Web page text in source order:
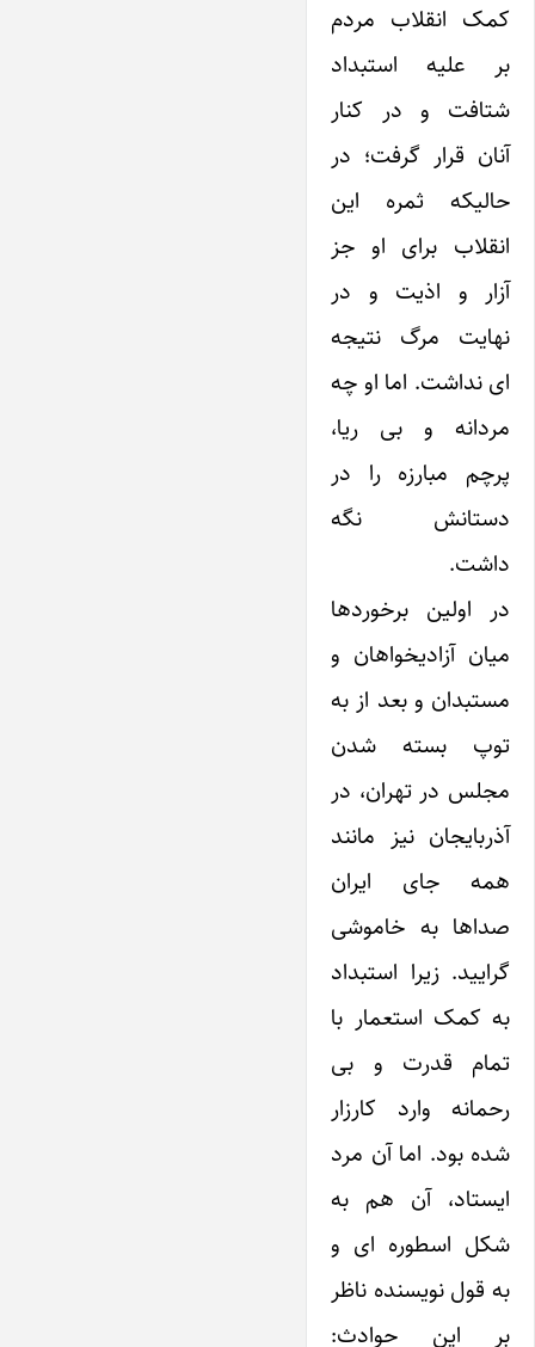
کمک انقلاب مردم
بر علیه استبداد
شتافت و در کنار
آنان قرار گرفت؛ در
حالیکه ثمره این
انقلاب برای او جز
آزار و اذیت و در
نهایت مرگ نتیجه
ای نداشت. اما او چه
مردانه و بی ریا،
پرچم مبارزه را در
دستانش نگه
داشت.
در اولین برخوردها
میان آزادیخواهان و
مستبدان و بعد از به
توپ بسته شدن
مجلس در تهران، در
آذربایجان نیز مانند
همه جای ایران
صداها به خاموشی
گرایید. زیرا استبداد
به کمک استعمار با
تمام قدرت و بی
رحمانه وارد کارزار
شده بود. اما آن مرد
ایستاد، آن هم به
شکل اسطوره ای و
به قول نویسنده ناظر
بر این حوادث: